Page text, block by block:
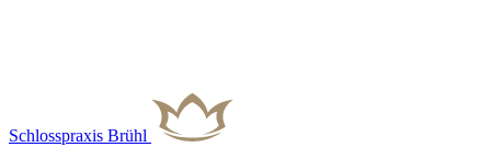
Schlosspraxis Brühl